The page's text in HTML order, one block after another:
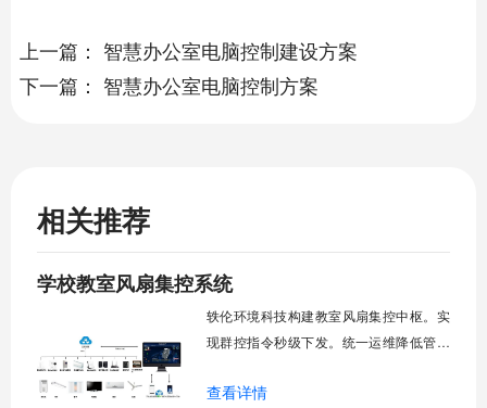
上一篇： 智慧办公室电脑控制建设方案
下一篇： 智慧办公室电脑控制方案
相关推荐
学校教室风扇集控系统
轶伦环境科技构建教室风扇集控中枢。实
现群控指令秒级下发。统一运维降低管理
巡检盲区。保障教学环境温湿度适宜。数
查看详情